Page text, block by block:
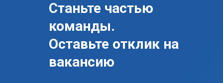
Станьте частью
команды.
Оставьте отклик на
вакансию